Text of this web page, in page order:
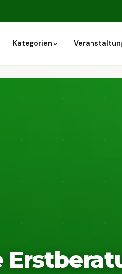
Kategorien ⌄